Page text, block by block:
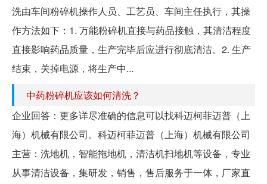
洗由车间粉碎机操作人员、工艺员、车间主任执行，其操
作方法如下：1. 万能粉碎机直接与药品接触，其清洁程度
直接影响药品质量，生产完毕后应进行彻底清洁。2. 生产
结束，关掉电源，将生产中...
中药粉碎机应该如何清洗？
企业回答：更多详尽准确的信息可以找科迈柯菲迈普（上
海）机械有限公司。科迈柯菲迈普（上海）机械有限公司
主营：洗地机，智能拖地机，清洁机扫地机等设备，专业
从事清洁设备，集研发，销售，售后服务于一体，厂家直